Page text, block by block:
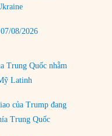
tranh Iran?
ở Biển Đông
08/2026
Trung Quốc nhằm
Latinh
của Trump đang
Trung Quốc